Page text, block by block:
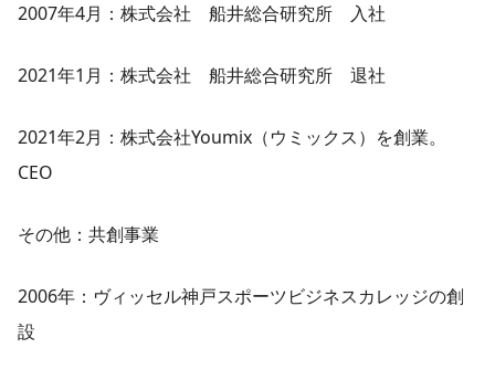
2007年4月：株式会社 船井総合研究所 入社
2021年1月：株式会社 船井総合研究所 退社
2021年2月：株式会社Youmix（ウミックス）を創業。
CEO
その他：共創事業
2006年：ヴィッセル神戸スポーツビジネスカレッジの創
設